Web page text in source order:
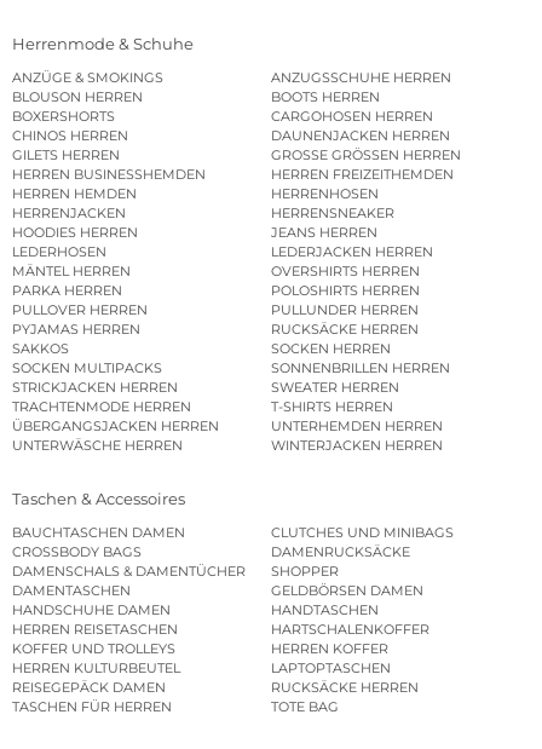
Herrenmode & Schuhe
ANZÜGE & SMOKINGS
ANZUGSSCHUHE HERREN
BLOUSON HERREN
BOOTS HERREN
BOXERSHORTS
CARGOHOSEN HERREN
CHINOS HERREN
DAUNENJACKEN HERREN
GILETS HERREN
GROSSE GRÖSSEN HERREN
HERREN BUSINESSHEMDEN
HERREN FREIZEITHEMDEN
HERREN HEMDEN
HERRENHOSEN
HERRENJACKEN
HERRENSNEAKER
HOODIES HERREN
JEANS HERREN
LEDERHOSEN
LEDERJACKEN HERREN
MÄNTEL HERREN
OVERSHIRTS HERREN
PARKA HERREN
POLOSHIRTS HERREN
PULLOVER HERREN
PULLUNDER HERREN
PYJAMAS HERREN
RUCKSÄCKE HERREN
SAKKOS
SOCKEN HERREN
SOCKEN MULTIPACKS
SONNENBRILLEN HERREN
STRICKJACKEN HERREN
SWEATER HERREN
TRACHTENMODE HERREN
T-SHIRTS HERREN
ÜBERGANGSJACKEN HERREN
UNTERHEMDEN HERREN
UNTERWÄSCHE HERREN
WINTERJACKEN HERREN
Taschen & Accessoires
BAUCHTASCHEN DAMEN
CLUTCHES UND MINIBAGS
CROSSBODY BAGS
DAMENRUCKSÄCKE
DAMENSCHALS & DAMENTÜCHER
SHOPPER
DAMENTASCHEN
GELDBÖRSEN DAMEN
HANDSCHUHE DAMEN
HANDTASCHEN
HERREN REISETASCHEN
HARTSCHALENKOFFER
KOFFER UND TROLLEYS
HERREN KOFFER
HERREN KULTURBEUTEL
LAPTOPTASCHEN
REISEGEPÄCK DAMEN
RUCKSÄCKE HERREN
TASCHEN FÜR HERREN
TOTE BAG